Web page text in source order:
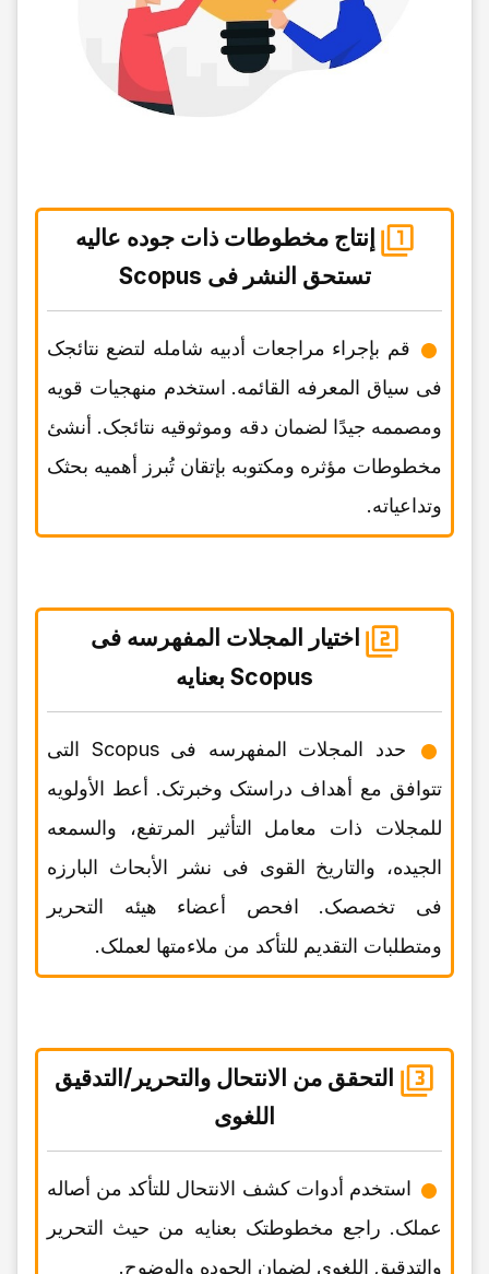
إنتاج مخطوطات ذات جوده عالیه
تستحق النشر فی Scopus
قم بإجراء مراجعات أدبیه شامله لتضع نتائجک
فی سیاق المعرفه القائمه. استخدم منهجیات قویه
ومصممه جیدًا لضمان دقه وموثوقیه نتائجک. أنشئ
مخطوطات مؤثره ومکتوبه بإتقان تُبرز أهمیه بحثک
وتداعیاته.
اختیار المجلات المفهرسه فی
Scopus بعنایه
حدد المجلات المفهرسه فی Scopus التی
تتوافق مع أهداف دراستک وخبرتک. أعط الأولویه
للمجلات ذات معامل التأثیر المرتفع، والسمعه
الجیده، والتاریخ القوی فی نشر الأبحاث البارزه
فی تخصصک. افحص أعضاء هیئه التحریر
ومتطلبات التقدیم للتأکد من ملاءمتها لعملک.
التحقق من الانتحال والتحریر/التدقیق
اللغوی
استخدم أدوات کشف الانتحال للتأکد من أصاله
عملک. راجع مخطوطتک بعنایه من حیث التحریر
والتدقیق اللغوی لضمان الجوده والوضوح.